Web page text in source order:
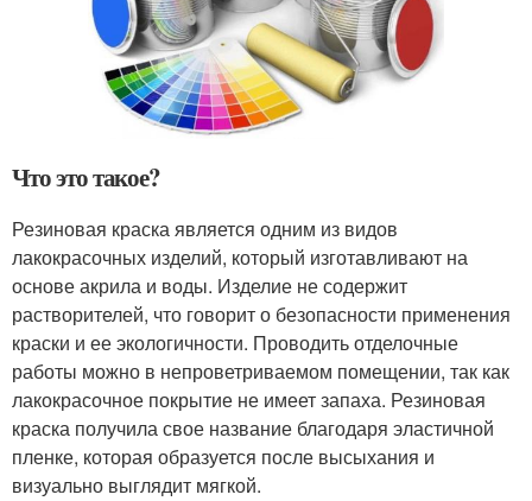
Что это такое?
Резиновая краска является одним из видов
лакокрасочных изделий, который изготавливают на
основе акрила и воды. Изделие не содержит
растворителей, что говорит о безопасности применения
краски и ее экологичности. Проводить отделочные
работы можно в непроветриваемом помещении, так как
лакокрасочное покрытие не имеет запаха. Резиновая
краска получила свое название благодаря эластичной
пленке, которая образуется после высыхания и
визуально выглядит мягкой.